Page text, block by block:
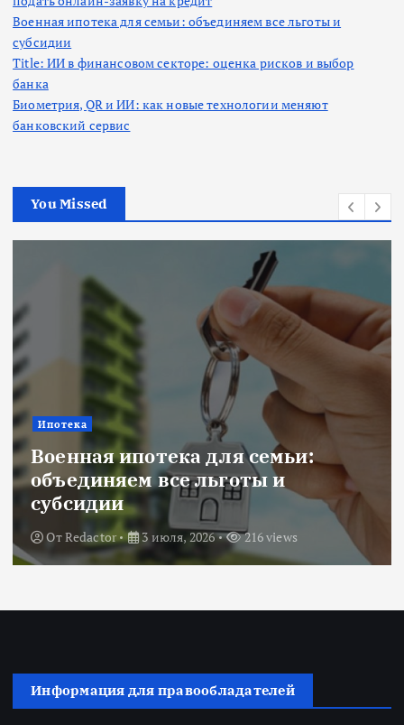
Военная ипотека для семьи: объединяем все льготы и
субсидии
Title: ИИ в финансовом секторе: оценка рисков и выбор
банка
Биометрия, QR и ИИ: как новые технологии меняют
банковский сервис
You Missed
Ипотека
Военная ипотека для семьи:
объединяем все льготы и
субсидии
ОтRedactor 3 июля, 2026 216 views
Информация для правообладателей